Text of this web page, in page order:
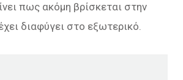
πως ακόμη βρίσκεται στην
διαφύγει στο εξωτερικό.